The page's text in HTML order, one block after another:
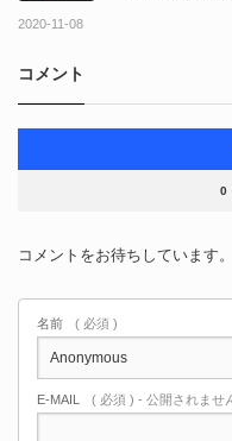
2020-11-08
コメント
0
コメントをお待ちしています。
名前 ( 必須 )
E-MAIL ( 必須 ) - 公開されませ